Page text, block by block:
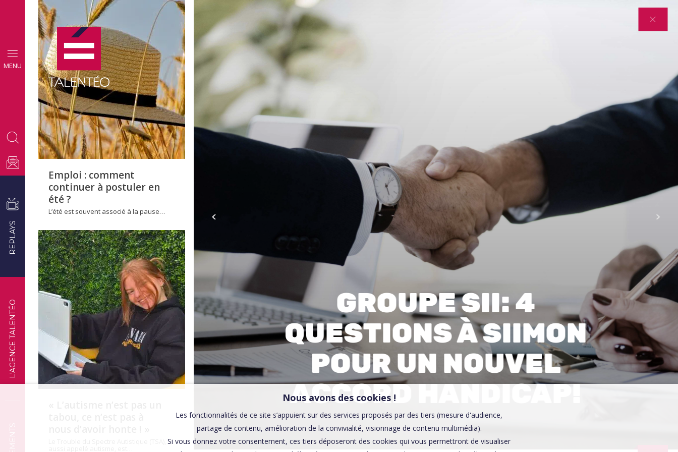
MENU
L'AGENCE TALENTÉO
REPLAYS
CONSEILS
EMPLOI
Emploi : comment
continuer à postuler en
été ?
L’été est souvent associé à la pause…
TÉMOIGNAGES
GROUPE SII: 4
QUESTIONS À SIIMON
POUR UN NOUVEL
ACCORD HANDICAP!
Affaires sensibles
00:00
Nous avons des cookies !
Les fonctionnalités de ce site s’appuient sur des services proposés par des tiers (mesure d'audience,
partage de contenu, amélioration de la convivialité, visionnage de contenu multimédia).
Si vous donnez votre consentement, ces tiers déposeront des cookies qui vous permettront de visualiser